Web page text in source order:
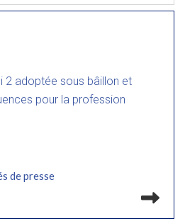
2 adoptée sous bâillon et
pour la profession
de presse